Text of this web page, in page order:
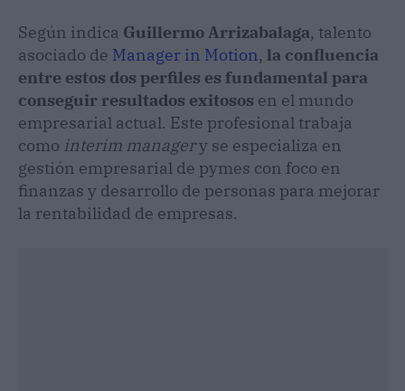
Según indica Guillermo Arrizabalaga, talento
asociado de Manager in Motion, la confluencia
entre estos dos perfiles es fundamental para
conseguir resultados exitosos en el mundo
empresarial actual. Este profesional trabaja
como interim managery se especializa en
gestión empresarial de pymes con foco en
finanzas y desarrollo de personas para mejorar
la rentabilidad de empresas.